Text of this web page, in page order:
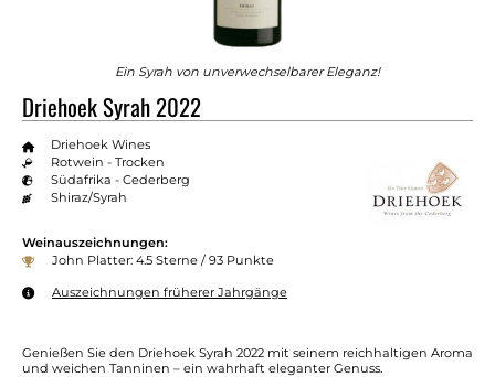
Ein Syrah von unverwechselbarer Eleganz!
Driehoek Syrah 2022
Driehoek Wines
Rotwein - Trocken
Südafrika - Cederberg
Shiraz/Syrah
Weinauszeichnungen:
John Platter: 4.5 Sterne / 93 Punkte
Auszeichnungen früherer Jahrgänge
Genießen Sie den Driehoek Syrah 2022 mit seinem reichhaltigen Aroma
und weichen Tanninen – ein wahrhaft eleganter Genuss.